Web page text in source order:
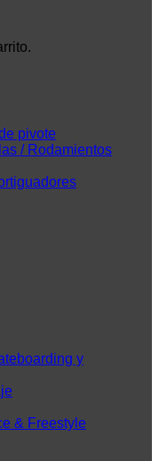
pivote
/ Rodamientos
y
& Freestyle